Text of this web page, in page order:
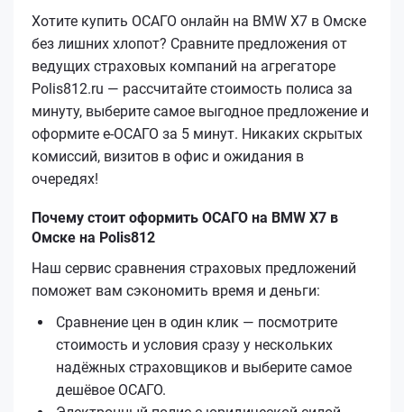
Хотите купить ОСАГО онлайн на BMW X7 в Омске
без лишних хлопот? Сравните предложения от
ведущих страховых компаний на агрегаторе
Polis812.ru — рассчитайте стоимость полиса за
минуту, выберите самое выгодное предложение и
оформите е‑ОСАГО за 5 минут. Никаких скрытых
комиссий, визитов в офис и ожидания в
очередях!
Почему стоит оформить ОСАГО на BMW X7 в
Омске на Polis812
Наш сервис сравнения страховых предложений
поможет вам сэкономить время и деньги:
Сравнение цен в один клик — посмотрите
стоимость и условия сразу у нескольких
надёжных страховщиков и выберите самое
дешёвое ОСАГО.